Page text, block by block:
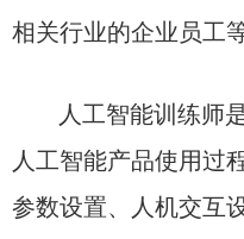
相关行业的企业员工等
人工智能训练师
人工智能产品使用过
参数设置、人机交互